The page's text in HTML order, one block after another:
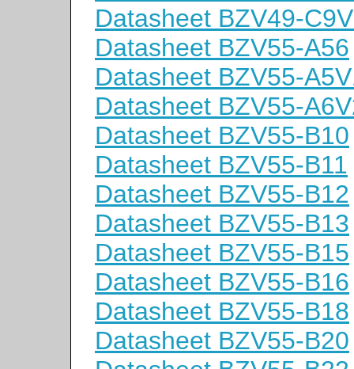
Datasheet BZV49-
Datasheet BZV55-A56
Datasheet BZV55-
Datasheet BZV55-
Datasheet BZV55-B10
Datasheet BZV55-B11
Datasheet BZV55-B12
Datasheet BZV55-B13
Datasheet BZV55-B15
Datasheet BZV55-B16
Datasheet BZV55-B18
Datasheet BZV55-B20